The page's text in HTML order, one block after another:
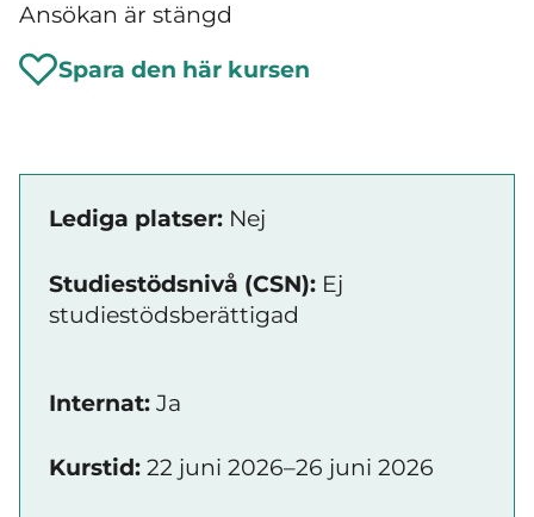
Ansökan är stängd
Spara den här kursen
Lediga platser: Nej
Studiestödsnivå (CSN): Ej
studiestödsberättigad
Internat: Ja
Kurstid: 22 juni 2026–26 juni 2026